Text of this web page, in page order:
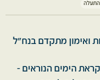
התעלה
ואימון מתקדם בנח"ל
הימים הנוראים -